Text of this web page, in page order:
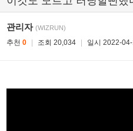
관리자 (WIZRUN)
추천 0 | 조회 20,034 | 일시 2022-